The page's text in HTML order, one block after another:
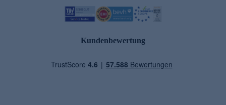
Kundenbewertung